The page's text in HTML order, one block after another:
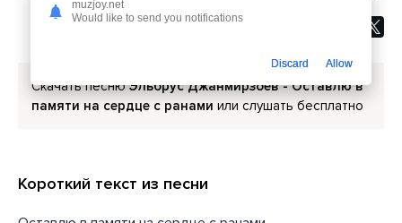
Скачать песнюЭльбрус Джанмирзоев - Оставлю в
памяти на сердце с ранами или слушать бесплатно
Короткий текст из песни
muzjoy.net
Would like to send you notifications
Discard Allow